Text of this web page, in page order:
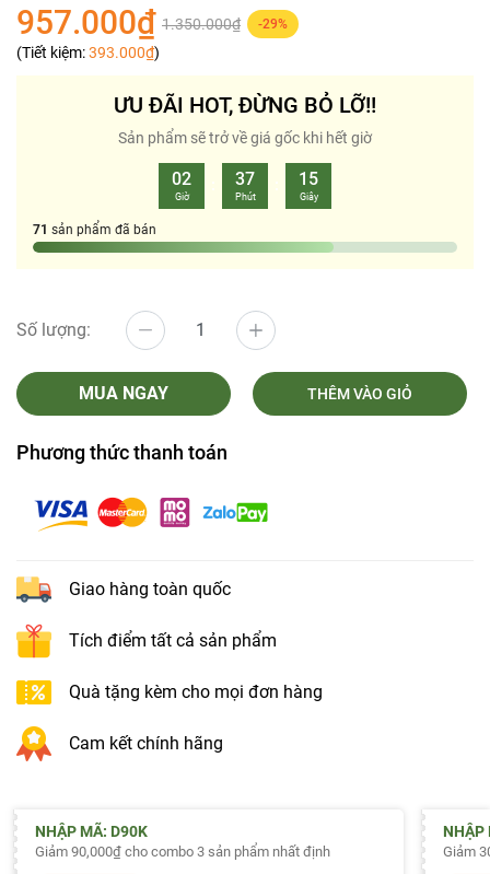
957.000₫ 1.350.000₫ -29%
(Tiết kiệm:393.000₫)
ƯU ĐÃI HOT, ĐỪNG BỎ LỠ!!
Sản phẩm sẽ trở về giá gốc khi hết giờ
02
Giờ
37
Phút
15
Giây
71 sản phẩm đã bán
Số lượng:
MUA NGAY THÊM VÀO GIỎ
Phương thức thanh toán
Giao hàng toàn quốc
Tích điểm tất cả sản phẩm
Quà tặng kèm cho mọi đơn hàng
Cam kết chính hãng
NHẬP MÃ: D90K
Giảm 90,000₫ cho combo 3 sản phẩm nhất định
NHẬP
Giảm